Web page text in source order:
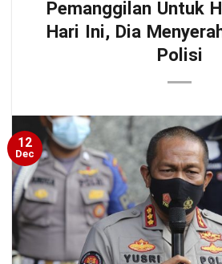
Pemanggilan Untuk
Hari Ini, Dia
Polisi
12
Dec